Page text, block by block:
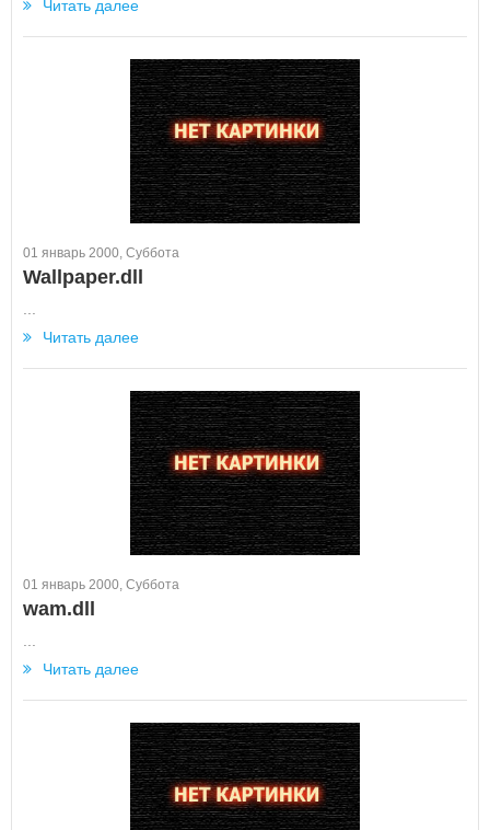
Читать далее
01 январь 2000, Суббота
Wallpaper.dll
Читать далее
01 январь 2000, Суббота
wam.dll
Читать далее